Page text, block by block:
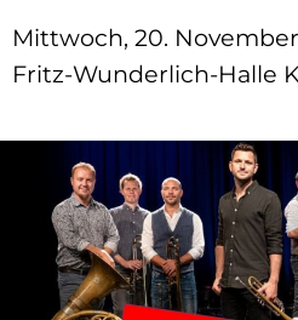
Mittwoch, 20.
Fritz-Wunderlich-Halle